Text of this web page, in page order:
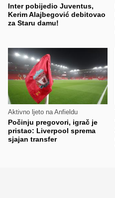
Inter pobijedio Juventus,
Kerim Alajbegović debitovao
za Staru damu!
Aktivno ljeto na Anfieldu
Počinju pregovori, igrač je
pristao: Liverpool sprema
sjajan transfer